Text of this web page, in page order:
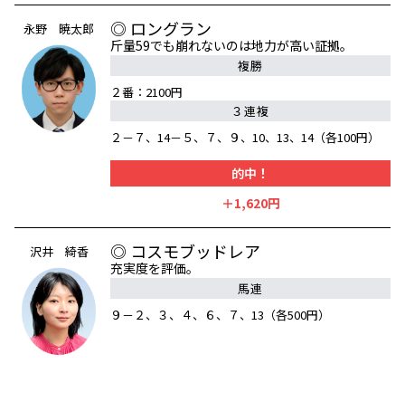
永野 暁太郎 ◎ ロングラン
斤量59でも崩れないのは地力が高い証拠。
複勝
２番：2100円
３連複
２－７、14－５、７、９、10、13、14（各100円）
的中！
＋1,620円
沢井 綺香 ◎ コスモブッドレア
充実度を評価。
馬連
９－２、３、４、６、７、13（各500円）